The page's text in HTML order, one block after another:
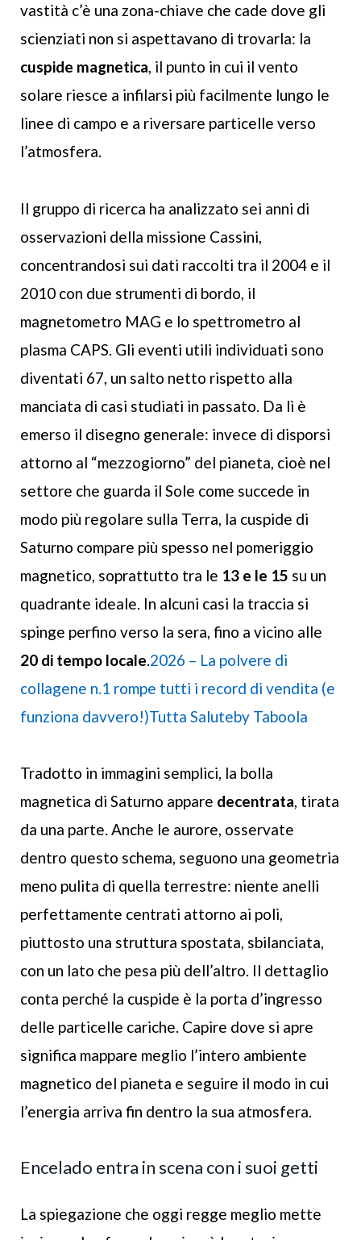
vastità c’è una zona-chiave che cade dove gli
scienziati non si aspettavano di trovarla: la
cuspide magnetica, il punto in cui il vento
solare riesce a infilarsi più facilmente lungo le
linee di campo e a riversare particelle verso
l’atmosfera.
Il gruppo di ricerca ha analizzato sei anni di
osservazioni della missione Cassini,
concentrandosi sui dati raccolti tra il 2004 e il
2010 con due strumenti di bordo, il
magnetometro MAG e lo spettrometro al
plasma CAPS. Gli eventi utili individuati sono
diventati 67, un salto netto rispetto alla
manciata di casi studiati in passato. Da lì è
emerso il disegno generale: invece di disporsi
attorno al “mezzogiorno” del pianeta, cioè nel
settore che guarda il Sole come succede in
modo più regolare sulla Terra, la cuspide di
Saturno compare più spesso nel pomeriggio
magnetico, soprattutto tra le 13 e le 15 su un
quadrante ideale. In alcuni casi la traccia si
spinge perfino verso la sera, fino a vicino alle
20 di tempo locale 2026 – La polvere di
collagene n.1 rompe tutti i record di vendita (e
funziona davvero!)Tutta Saluteby Taboola
Tradotto in immagini semplici, la bolla
magnetica di Saturno appare decentrata, tirata
da una parte. Anche le aurore, osservate
dentro questo schema, seguono una geometria
meno pulita di quella terrestre: niente anelli
perfettamente centrati attorno ai poli,
piuttosto una struttura spostata, sbilanciata,
con un lato che pesa più dell’altro. Il dettaglio
conta perché la cuspide è la porta d’ingresso
delle particelle cariche. Capire dove si apre
significa mappare meglio l’intero ambiente
magnetico del pianeta e seguire il modo in cui
l’energia arriva fin dentro la sua atmosfera.
Encelado entra in scena con i suoi getti
La spiegazione che oggi regge meglio mette